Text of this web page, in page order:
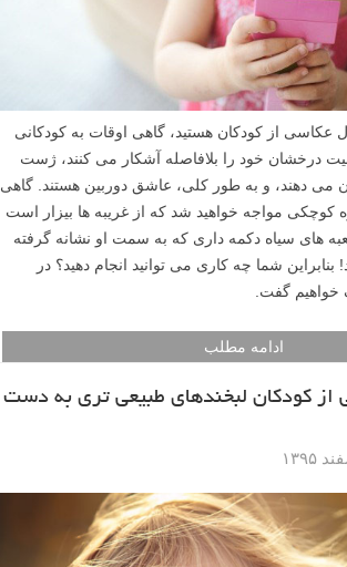
عکاسی از کودکان هستید، گاهی اوقات به کودکانی
درخشان خود را بلافاصله آشکار می کنند، ژست
می دهند، و به طور کلی، عاشق دوربین هستند. گاهی
کوچکی مواجه خواهید شد که از غریبه ها بیزار است
های سیاه دکمه داری که به سمت او نشانه گرفته
بنابراین شما چه کاری می توانید انجام دهید؟ در
خواهیم گفت.
ادامه مطلب
از کودکان لبخندهای طبیعی تری به دست